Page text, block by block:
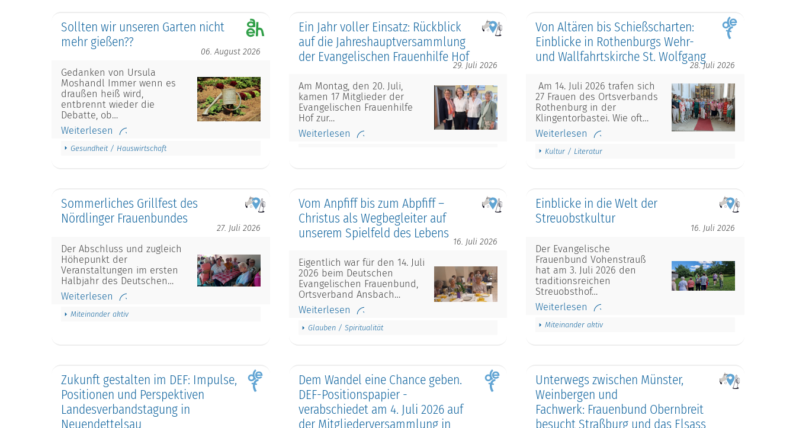
Sollten wir unseren Garten nicht
mehr gießen??
06. August 2026
Gedanken von Ursula
Moshandl Immer wenn es
draußen heiß wird,
entbrennt wieder die
Debatte, ob…
Weiterlesen
Gesundheit / Hauswirtschaft
Ein Jahr voller Einsatz: Rückblick
auf die Jahreshauptversammlung
der Evangelischen Frauenhilfe Hof
29. Juli 2026
Am Montag, den 20. Juli,
kamen 17 Mitglieder der
Evangelischen Frauenhilfe
Hof zur…
Weiterlesen
Von Altären bis Schießscharten:
Einblicke in Rothenburgs Wehr-
und Wallfahrtskirche St. Wolfgang
28. Juli 2026
Am 14. Juli 2026 trafen sich
27 Frauen des Ortsverbands
Rothenburg in der
Klingentorbastei. Wie oft…
Weiterlesen
Kultur / Literatur
Sommerliches Grillfest des
Nördlinger Frauenbundes
27. Juli 2026
Der Abschluss und zugleich
Höhepunkt der
Veranstaltungen im ersten
Halbjahr des Deutschen…
Weiterlesen
Miteinander aktiv
Vom Anpfiff bis zum Abpfiff –
Christus als Wegbegleiter auf
unserem Spielfeld des Lebens
16. Juli 2026
Eigentlich war für den 14. Juli
2026 beim Deutschen
Evangelischen Frauenbund,
Ortsverband Ansbach…
Weiterlesen
Glauben / Spiritualität
Einblicke in die Welt der
Streuobstkultur
16. Juli 2026
Der Evangelische
Frauenbund Vohenstrauß
hat am 3. Juli 2026 den
traditionsreichen
Streuobsthof…
Weiterlesen
Miteinander aktiv
Zukunft gestalten im DEF: Impulse,
Positionen und Perspektiven
Landesverbandstagung in
Neuendettelsau
Dem Wandel eine Chance geben.
DEF-Positionspapier -
verabschiedet am 4. Juli 2026 auf
der Mitgliederversammlung in
Unterwegs zwischen Münster,
Weinbergen und
Fachwerk: Frauenbund Obernbreit
besucht Straßburg und das Elsass